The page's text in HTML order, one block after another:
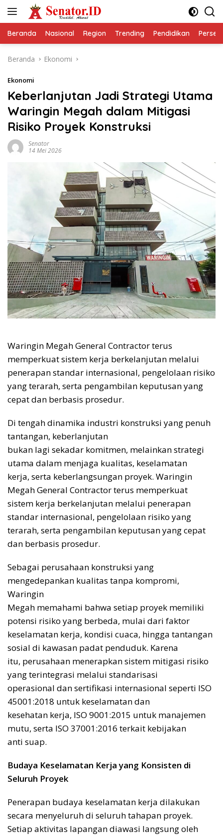
Beranda Nasional Region Trending Pendidikan
Beranda Ekonomi
Ekonomi
Keberlanjutan Jadi Strategi Utama
Waringin Megah dalam Mitigasi
Risiko Proyek Konstruksi
Senator
14 Mei 2026
Waringin Megah General Contractor terus
memperkuat sistem kerja berkelanjutan melalui
penerapan standar internasional, pengelolaan risiko
yang terarah, serta pengambilan keputusan yang
cepat dan berbasis prosedur.
Di tengah dinamika industri konstruksi yang penuh
tantangan, keberlanjutan
bukan lagi sekadar komitmen, melainkan strategi
utama dalam menjaga kualitas, keselamatan
kerja, serta keberlangsungan proyek. Waringin
Megah General Contractor terus memperkuat
sistem kerja berkelanjutan melalui penerapan
standar internasional, pengelolaan risiko yang
terarah, serta pengambilan keputusan yang cepat
dan berbasis prosedur.
Sebagai perusahaan konstruksi yang
mengedepankan kualitas tanpa kompromi,
Waringin
Megah memahami bahwa setiap proyek memiliki
potensi risiko yang berbeda, mulai dari faktor
keselamatan kerja, kondisi cuaca, hingga tantangan
sosial di kawasan padat penduduk. Karena
itu, perusahaan menerapkan sistem mitigasi risiko
yang terintegrasi melalui standarisasi
operasional dan sertifikasi internasional seperti ISO
45001:2018 untuk keselamatan dan
kesehatan kerja, ISO 9001:2015 untuk manajemen
mutu, serta ISO 37001:2016 terkait kebijakan
anti suap.
Budaya Keselamatan Kerja yang Konsisten di
Seluruh Proyek
Penerapan budaya keselamatan kerja dilakukan
secara menyeluruh di seluruh tahapan proyek.
Setiap aktivitas lapangan diawasi langsung oleh